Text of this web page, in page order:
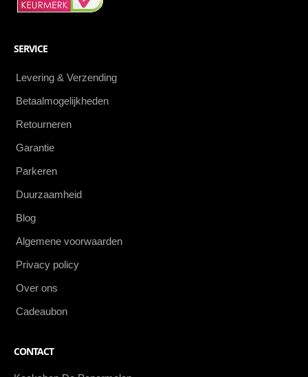
SERVICE
Levering & Verzending
Betaalmogelijkheden
Retourneren
Garantie
Parkeren
Duurzaamheid
Blog
Algemene voorwaarden
Privacy policy
Over ons
Cadeaubon
CONTACT